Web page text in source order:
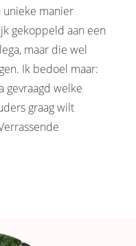
unieke manier
gekoppeld aan een
maar die wel
Ik bedoel maar:
gevraagd welke
graag wilt